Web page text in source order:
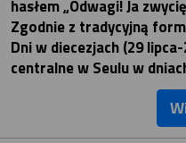
hasłem „Odwagi! Ja
Zgodnie z tradycyjną
Dni w diecezjach (29
centralne w Seulu w